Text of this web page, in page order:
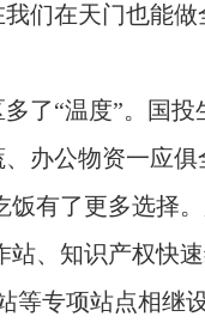
们在天门也能做
了“温度”。国投
办公物资一应
饭有了更多选择
、知识产权快
等专项站点相继